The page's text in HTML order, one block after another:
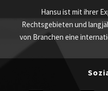
Hansu ist mit ihrer
Rechtsgebieten und
von Branchen eine